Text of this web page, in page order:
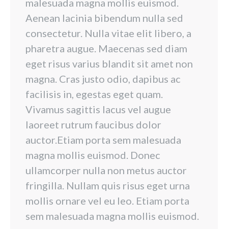
Aenean lacinia bibendum nulla sed
consectetur. Nulla vitae elit libero, a
pharetra augue. Maecenas sed diam
eget risus varius blandit sit amet non
magna. Cras justo odio, dapibus ac
facilisis in, egestas eget quam.
Vivamus sagittis lacus vel augue
laoreet rutrum faucibus dolor
auctor.Etiam porta sem malesuada
magna mollis euismod. Donec
ullamcorper nulla non metus auctor
fringilla. Nullam quis risus eget urna
mollis ornare vel eu leo. Etiam porta
sem malesuada magna mollis euismod.